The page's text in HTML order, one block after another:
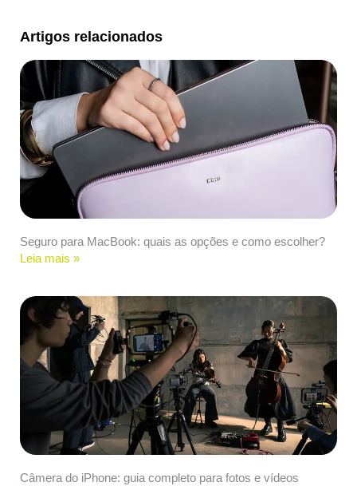
Artigos relacionados
Seguro para MacBook: quais as opções e como escolher?
Leia mais »
Câmera do iPhone: guia completo para fotos e vídeos